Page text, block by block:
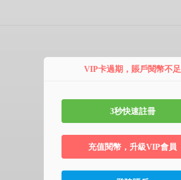
VIP卡過期，賬戶閱幣不足
3秒快速註冊
充值閱幣，升級VIP會員